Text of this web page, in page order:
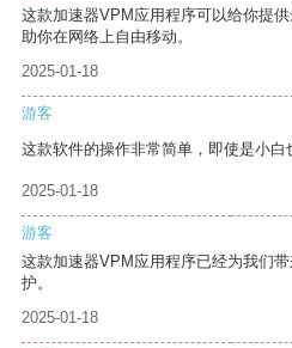
这款加速器VPM应用程序可以给你提
助你在网络上自由移动。
2025-01-18
游客
这款软件的操作非常简单，即使是小白
2025-01-18
游客
这款加速器VPM应用程序已经为我们
护。
2025-01-18